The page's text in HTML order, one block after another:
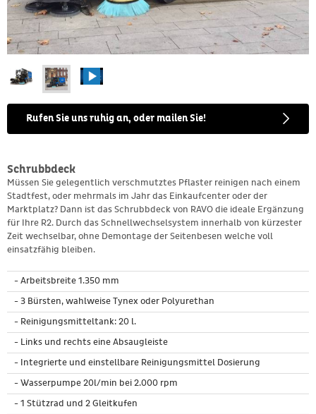
Rufen Sie uns ruhig an, oder mailen Sie!
Schrubbdeck
Müssen Sie gelegentlich verschmutztes Pflaster reinigen nach einem
Stadtfest, oder mehrmals im Jahr das Einkaufcenter oder der
Marktplatz? Dann ist das Schrubbdeck von RAVO die ideale Ergänzung
für Ihre R2. Durch das Schnellwechselsystem innerhalb von kürzester
Zeit wechselbar, ohne Demontage der Seitenbesen welche voll
einsatzfähig bleiben.
- Arbeitsbreite 1.350 mm
- 3 Bürsten, wahlweise Tynex oder Polyurethan
- Reinigungsmitteltank: 20 l.
- Links und rechts eine Absaugleiste
- Integrierte und einstellbare Reinigungsmittel Dosierung
- Wasserpumpe 20l/min bei 2.000 rpm
- 1 Stützrad und 2 Gleitkufen